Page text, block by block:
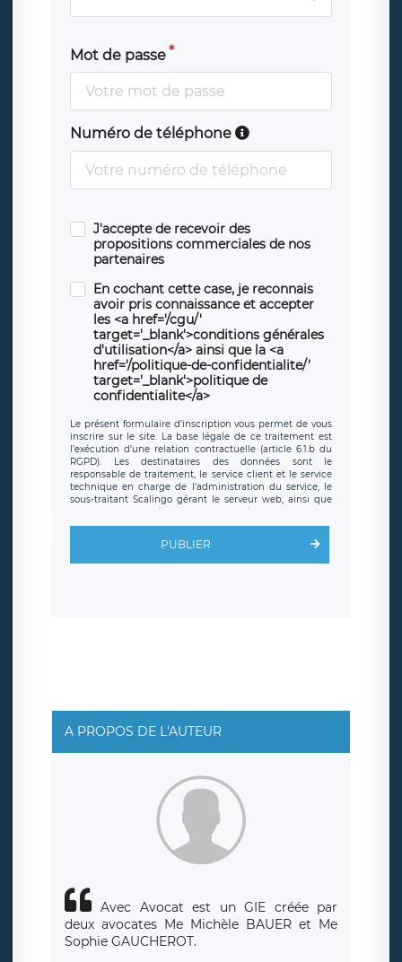
Mot de passe
Numéro de téléphone
J'accepte de recevoir des
propositions commerciales de nos
partenaires
En cochant cette case, je reconnais
avoir pris connaissance et accepter
les <a href='/cgu/'
target='_blank'>conditions générales
d'utilisation</a> ainsi que la <a
href='/politique-de-confidentialite/'
target='_blank'>politique de
confidentialite</a>
Le présent formulaire d’inscription vous permet de vous
inscrire sur le site. La base légale de ce traitement est
l’exécution d’une relation contractuelle (article 6.1.b du
RGPD). Les destinataires des données sont le
responsable de traitement, le service client et le service
technique en charge de l’administration du service, le
sous-traitant Scalingo gérant le serveur web, ainsi que
toute personne légalement autorisée. Le formulaire
d’inscription est hébergé sur un serveur hébergé par
clauses de
protection conformes au RGPD
. Les données collectées
sont conservées jusqu’à ce que l’Internaute en sollicite la
rue Léopold Sédar Senghor, joignable à l’adresse mail :
responsabledetraitement@legavox.fr. Vous avez
également le droit d’introduire une réclamation auprès
d’une autorité de contrôle.
PUBLIER
A PROPOS DE L'AUTEUR
Avec Avocat est un GIE créée par
deux avocates Me Michèle BAUER et Me
Sophie GAUCHEROT.